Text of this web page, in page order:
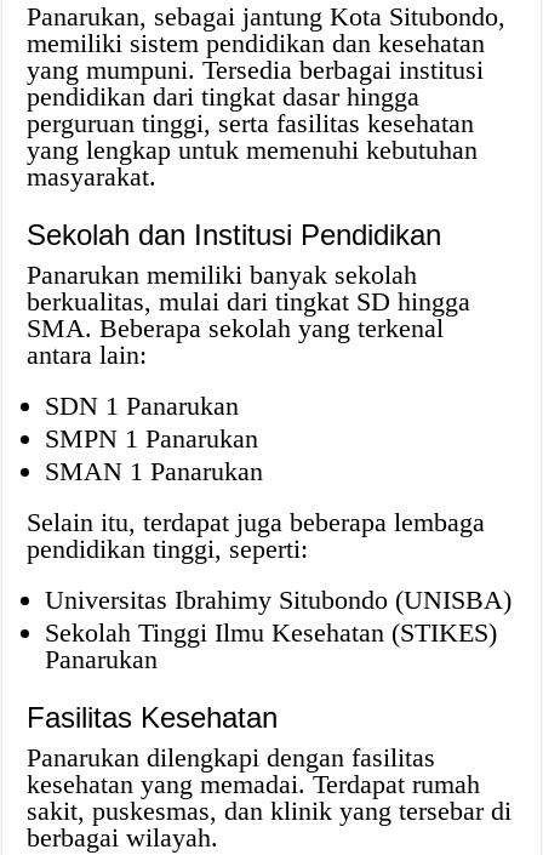
Panarukan, sebagai jantung Kota Situbondo,
memiliki sistem pendidikan dan kesehatan
yang mumpuni. Tersedia berbagai institusi
pendidikan dari tingkat dasar hingga
perguruan tinggi, serta fasilitas kesehatan
yang lengkap untuk memenuhi kebutuhan
masyarakat.
Sekolah dan Institusi Pendidikan
Panarukan memiliki banyak sekolah
berkualitas, mulai dari tingkat SD hingga
SMA. Beberapa sekolah yang terkenal
antara lain:
SDN 1 Panarukan
SMPN 1 Panarukan
SMAN 1 Panarukan
Selain itu, terdapat juga beberapa lembaga
pendidikan tinggi, seperti:
Universitas Ibrahimy Situbondo (UNISBA)
Sekolah Tinggi Ilmu Kesehatan (STIKES)
Panarukan
Fasilitas Kesehatan
Panarukan dilengkapi dengan fasilitas
kesehatan yang memadai. Terdapat rumah
sakit, puskesmas, dan klinik yang tersebar di
berbagai wilayah.